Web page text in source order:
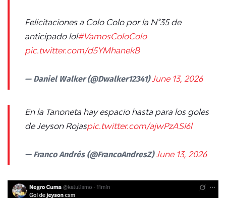
Felicitaciones a Colo Colo por la N°35 de
anticipado lol#VamosColoColo
pic.twitter.com/d5YMhanekB
— Daniel Walker (@Dwalker12341)June 13, 2026
En la Tanoneta hay espacio hasta para los goles
de Jeyson Rojaspic.twitter.com/ajwPzASI6l
— Franco Andrés (@FrancoAndresZ)June 13, 2026